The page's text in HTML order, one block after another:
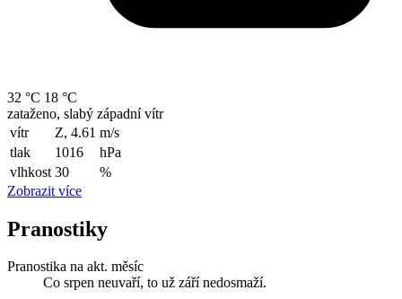
32 °C 18 °C
zataženo, slabý západní vítr
vítr
Z, 4.61 m/s
tlak
1016
hPa
vlhkost 30
%
Zobrazit více
Pranostiky
Pranostika na akt. měsíc
Co srpen neuvaří, to už září nedosmaží.